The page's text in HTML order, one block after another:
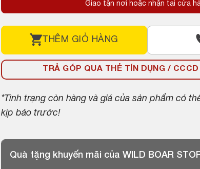
1,950,000 ₫.
Giao tận nơi hoặc nhận tại cửa
THÊM GIỎ HÀNG
TRẢ GÓP QUA THẺ TÍN DỤNG /
*Tình trạng còn hàng và giá của sản phẩm có
kịp báo trước!
Quà tặng khuyến mãi của WILD BOAR